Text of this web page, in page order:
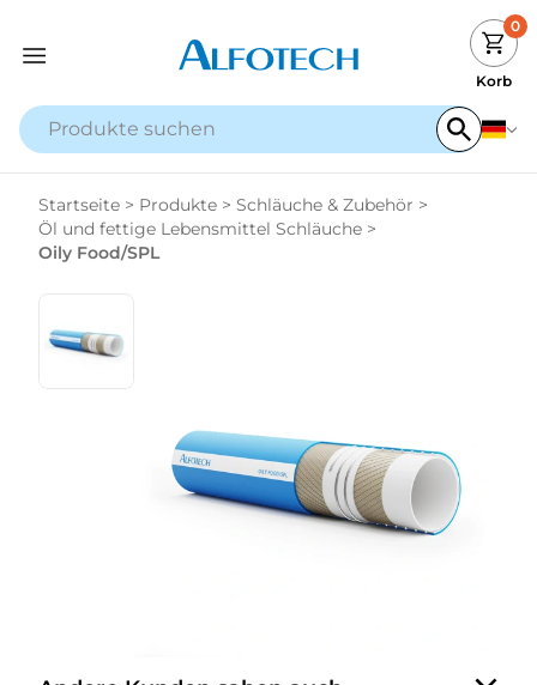
0
Korb
Startseite > Produkte > Schläuche & Zubehör >
Öl und fettige Lebensmittel Schläuche >
Oily Food/SPL